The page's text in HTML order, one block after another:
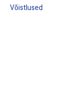
Võistlused